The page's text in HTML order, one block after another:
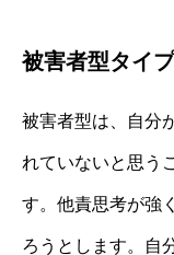
被害者型タイプ
被害者型は、自分
れていないと思う
す。他責思考が強
ろうとします。自